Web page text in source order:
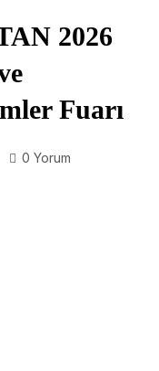
2026
Fuarı
0 Yorum